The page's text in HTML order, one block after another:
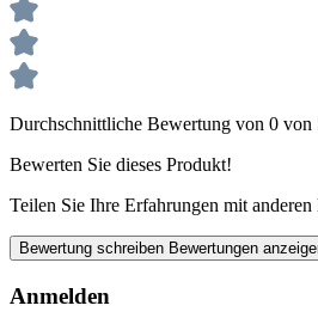
Durchschnittliche Bewertung von 0 von
Bewerten Sie dieses Produkt!
Teilen Sie Ihre Erfahrungen mit anderen
Bewertung schreiben Bewertungen
Anmelden